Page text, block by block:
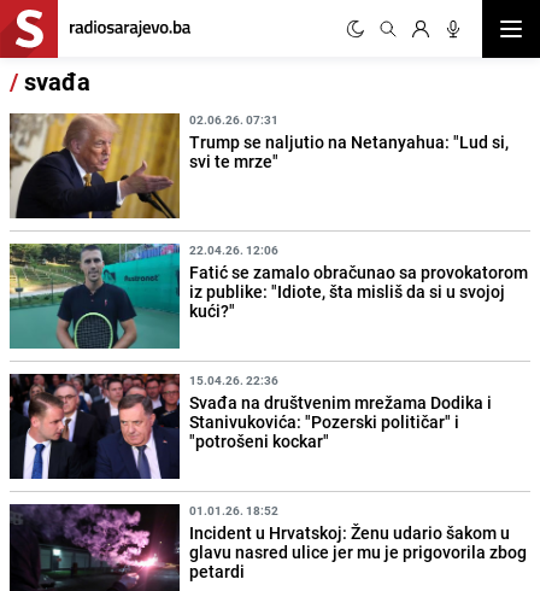
/svađa
02.06.26. 07:31
Trump se naljutio na Netanyahua: "Lud si,
svi te mrze"
22.04.26. 12:06
Fatić se zamalo obračunao sa provokatorom
iz publike: "Idiote, šta misliš da si u svojoj
kući?"
15.04.26. 22:36
Svađa na društvenim mrežama Dodika i
Stanivukovića: "Pozerski političar" i
"potrošeni kockar"
01.01.26. 18:52
Incident u Hrvatskoj: Ženu udario šakom u
glavu nasred ulice jer mu je prigovorila zbog
petardi